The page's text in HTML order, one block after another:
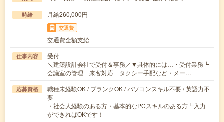
時給 月給260,000円
交通費
交通費全額支給
仕事内容
受付
＼建築設計会社で受付＆事務／▼具体的には…・受付業務┗
会議室の管理 来客対応 タクシー手配など・メー…
応募資格
職種未経験OK / ブランクOK / パソコンスキル不要 / 英語力不
要
・社会人経験のある方・基本的なPCスキルのある方┗入力
ができればOKです！